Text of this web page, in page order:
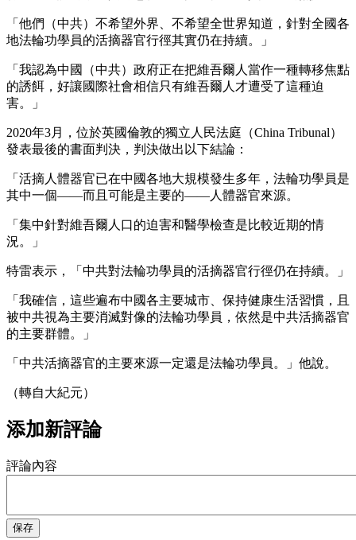
「他們（中共）不希望外界、不希望全世界知道，針對全國各
地法輪功學員的活摘器官行徑其實仍在持續。」
「我認為中國（中共）政府正在把維吾爾人當作一種轉移焦點
的誘餌，好讓國際社會相信只有維吾爾人才遭受了這種迫
害。」
2020年3月，位於英國倫敦的獨立人民法庭（China Tribunal）
發表最後的書面判決，判決做出以下結論：
「活摘人體器官已在中國各地大規模發生多年，法輪功學員是
其中一個——而且可能是主要的——人體器官來源。
「集中針對維吾爾人口的迫害和醫學檢查是比較近期的情
況。」
特雷表示，「中共對法輪功學員的活摘器官行徑仍在持續。」
「我確信，這些遍布中國各主要城市、保持健康生活習慣，且
被中共視為主要消滅對像的法輪功學員，依然是中共活摘器官
的主要群體。」
「中共活摘器官的主要來源一定還是法輪功學員。」他說。
（轉自大紀元）
添加新評論
評論內容
保存